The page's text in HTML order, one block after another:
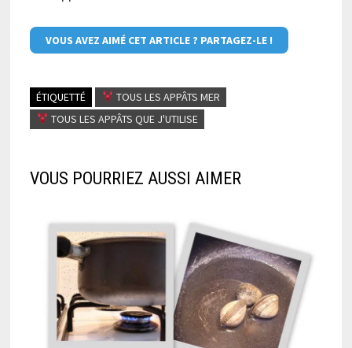
VOUS AVEZ AIMÉ CET ARTICLE ? PARTAGEZ-LE !
ÉTIQUETTÉ
TOUS LES APPÂTS MER
TOUS LES APPÂTS QUE J'UTILISE
VOUS POURRIEZ AUSSI AIMER